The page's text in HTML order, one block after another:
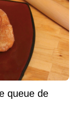
queue de